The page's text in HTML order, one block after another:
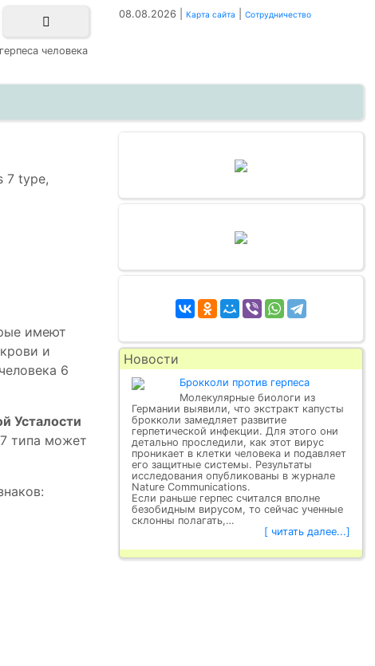
человека
08.08.2026 | Карта сайта Сотрудничество
7 type,
имеют
и
6
Усталости
типа может
Новости
Брокколи против герпеса
Молекулярные биологи из
Германии выявили, что экстракт капусты
брокколи замедляет развитие
герпетической инфекции. Для этого они
детально проследили, как этот вирус
проникает в клетки человека и подавляет
его защитные системы. Результаты
исследования опубликованы в журнале
Nature Communications.
Если раньше герпес считался вполне
безобидным вирусом, то сейчас ученные
склонны полагать,…
[ читать далее...]